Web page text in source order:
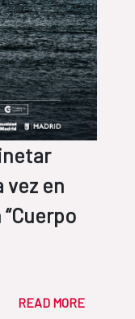
vez en
READ MORE